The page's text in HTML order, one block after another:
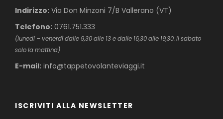
Indirizzo: Via Don Minzoni 7/B Vallerano (VT)
Telefono: 0761.751.333
(lunedì – venerdì dalle 9,30 alle 13 e dalle 16,30 alle 19,30. Il sabato
solo la mattina)
E-mail: info@tappetovolanteviaggi.it
ISCRIVITI ALLA NEWSLETTER